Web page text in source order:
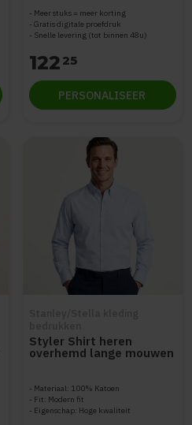
Meer stuks = meer korting
Gratis digitale proefdruk
Snelle levering (tot binnen 48u)
122 25
PERSONALISEER
Styler Shirt heren
overhemd lange mouwen
Materiaal: 100% Katoen
Fit: Modern fit
Eigenschap: Hoge kwaliteit